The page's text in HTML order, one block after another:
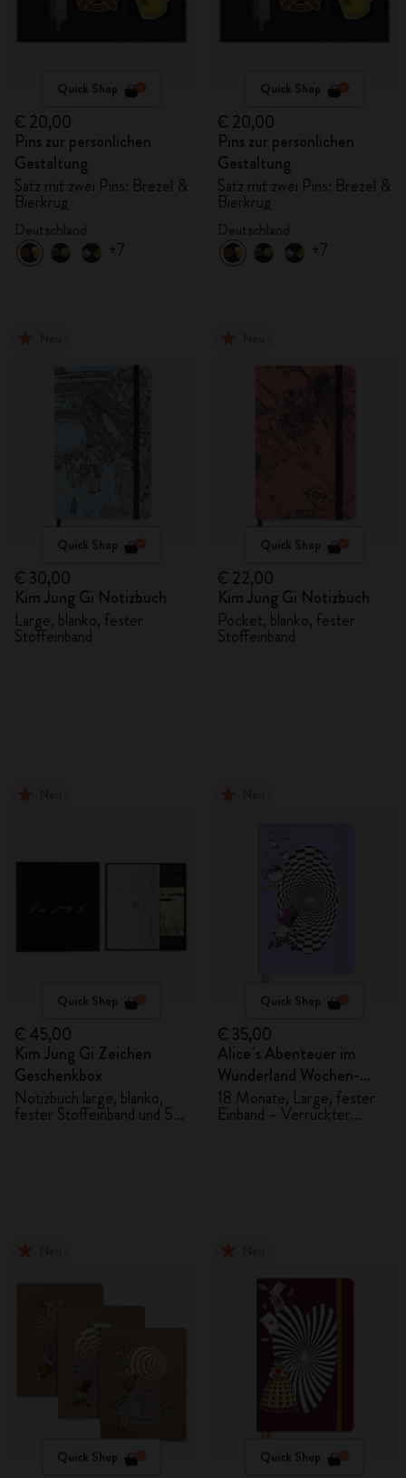
Quick Shop
€ 20,00
Pins zur persönlichen
Gestaltung
Satz mit zwei Pins: Brezel &
Bierkrug
+7
Quick Shop
€ 20,00
Pins zur persönlichen
Gestaltung
Satz mit zwei Pins: Brezel &
Bierkrug
+7
Quick Shop
€ 30,00
Kim Jung Gi Notizbuch
Large, blanko, fester
Stoffeinband
Quick Shop
€ 22,00
Kim Jung Gi Notizbuch
Pocket, blanko, fester
Stoffeinband
Quick Shop
€ 45,00
Kim Jung Gi Zeichen
Geschenkbox
Notizbuch large, blanko,
fester Stoffeinband und 5
Quick Shop
€ 35,00
Alice´s Abenteuer im
Wunderland Wochen-
Notizkalender
2026/2027
18 Monate, Large, fester
Einband – Verrückter
Quick Shop Quick Shop